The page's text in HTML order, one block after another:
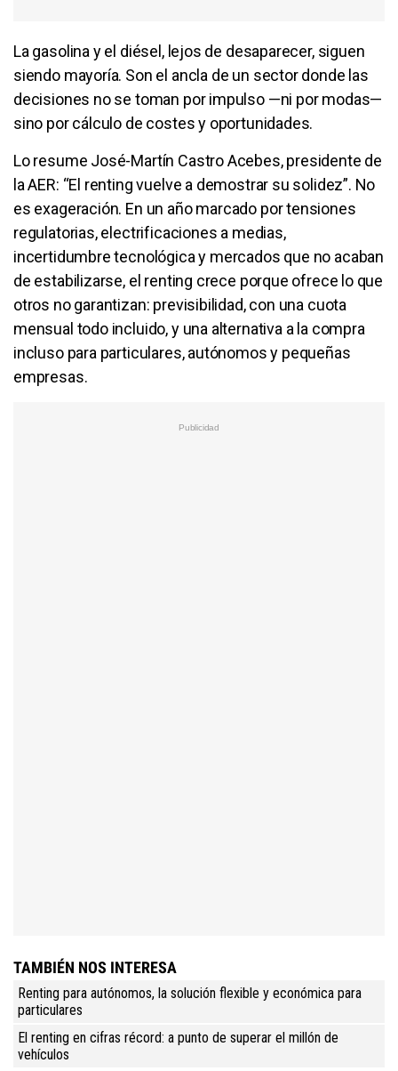
La gasolina y el diésel, lejos de desaparecer, siguen
siendo mayoría. Son el ancla de un sector donde las
decisiones no se toman por impulso —ni por modas—
sino por cálculo de costes y oportunidades.
Lo resume José-Martín Castro Acebes, presidente de
la AER: “El renting vuelve a demostrar su solidez”. No
es exageración. En un año marcado por tensiones
regulatorias, electrificaciones a medias,
incertidumbre tecnológica y mercados que no acaban
de estabilizarse, el renting crece porque ofrece lo que
otros no garantizan: previsibilidad, con una cuota
mensual todo incluido, y una alternativa a la compra
incluso para particulares, autónomos y pequeñas
empresas.
TAMBIÉN NOS INTERESA
Renting para autónomos, la solución flexible y económica para
particulares
El renting en cifras récord: a punto de superar el millón de
vehículos